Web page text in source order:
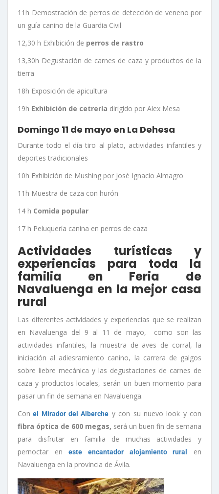
11h Demostración de perros de detección de veneno por
un guía canino de la Guardia Civil
12,30 h Exhibición de perros de rastro
13,30h Degustación de carnes de caza y productos de la
tierra
18h Exposición de apicultura
19h Exhibición de cetrería dirigido por Alex Mesa
Domingo 11 de mayo en La Dehesa
Durante todo el día tiro al plato, actividades infantiles y
deportes tradicionales
10h Exhibición de Mushing por José Ignacio Almagro
11h Muestra de caza con hurón
14 h Comida popular
17 h Peluquería canina en perros de caza
Actividades turísticas y
experiencias para toda la
familia en Feria de
Navaluenga en la mejor casa
rural
Las diferentes actividades y experiencias que se realizan
en Navaluenga del 9 al 11 de mayo, como son las
actividades infantiles, la muestra de aves de corral, la
iniciación al adiesramiento canino, la carrera de galgos
sobre liebre mecánica y las degustaciones de carnes de
caza y productos locales, serán un buen momento para
pasar un fin de semana en Navaluenga.
Con el Mirador del Alberche y con su nuevo look y con
fibra óptica de 600 megas, será un buen fin de semana
para disfrutar en familia de muchas actividades y
pernoctar eneste encantador alojamiento rural
en
Navaluenga en la provincia de Ávila.